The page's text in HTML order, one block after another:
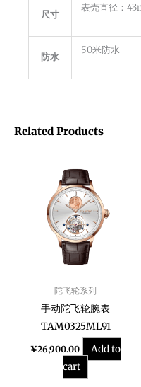
尺寸
表壳直径：
防水
50米防水
Related Products
陀飞轮系列
手动陀飞轮腕表
TAM0325ML91
¥26,900.00
Add to
cart